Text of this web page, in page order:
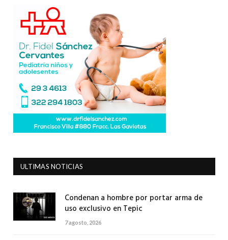
ULTIMAS NOTICIAS
Condenan a hombre por portar arma de
uso exclusivo en Tepic
7 agosto, 2026